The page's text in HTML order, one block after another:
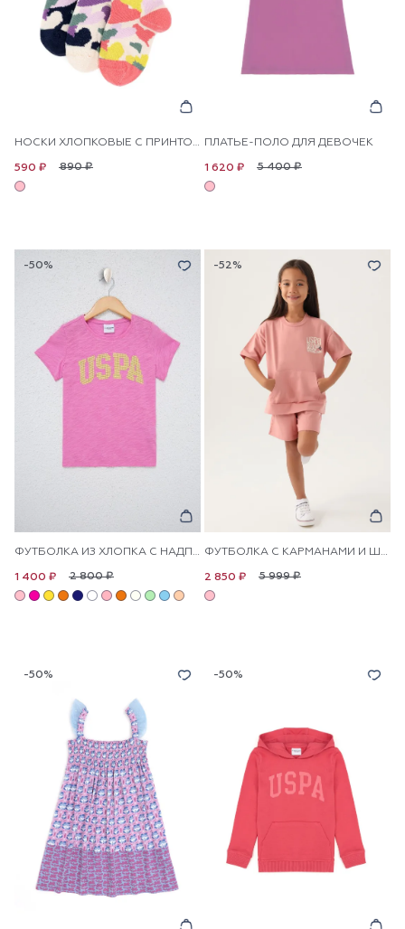
НОСКИ ХЛОПКОВЫЕ С ПРИНТОМ ДЛЯ ДЕВОЧЕК
890 ₽
590 ₽
ПЛАТЬЕ-ПОЛО ДЛЯ ДЕВОЧЕК
5 400 ₽
1 620 ₽
-50%
ФУТБОЛКА ИЗ ХЛОПКА С НАДПИСЬЮ ДЛЯ ДЕВОЧЕК
2 800 ₽
1 400 ₽
-52%
ФУТБОЛКА С КАРМАНАМИ И ШОРТЫ ДЛЯ ДЕВОЧЕК
5 999 ₽
2 850 ₽
-50% -50%